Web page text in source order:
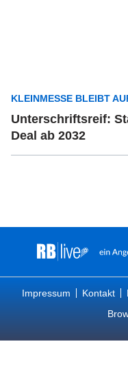
KLEINMESSE BLEIBT
Unterschriftsreif:
Deal ab 2032
Impressum Kontakt